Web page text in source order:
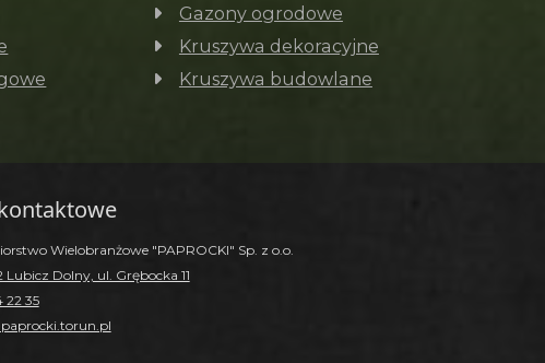
Gazony ogrodowe
Kruszywa dekoracyjne
Kruszywa budowlane
Wielobranżowe "PAPROCKI" Sp. z o.o.
Lubicz Dolny, ul. Grębocka 11
22 35